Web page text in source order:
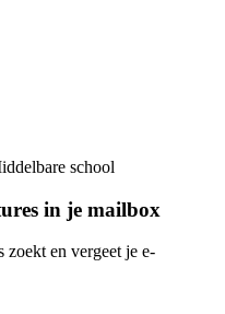
school
in je mailbox
en vergeet je e-